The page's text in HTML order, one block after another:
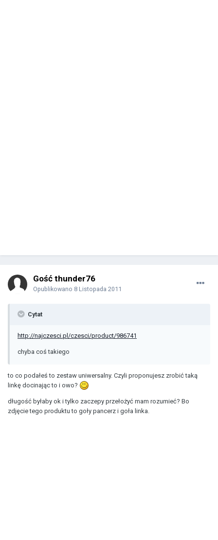
Gość thunder76
Opublikowano 8 Listopada 2011
Cytat
http://najczesci.pl/czesci/product/986741
chyba coś takiego
to co podałeś to zestaw uniwersalny. Czyli proponujesz zrobić taką
linkę docinając to i owo?
długość byłaby ok i tylko zaczepy przełożyć mam rozumieć? Bo
zdjęcie tego produktu to goły pancerz i goła linka.